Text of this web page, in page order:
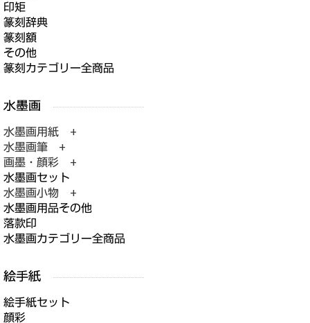
印矩
篆刻辞典
篆刻額
その他
篆刻カテゴリー全商品
水墨画用紙 +
水墨画筆 +
画墨・顔彩 +
水墨画セット
水墨画小物 +
水墨画用品その他
落款印
水墨画カテゴリー全商品
絵手紙セット
顔彩